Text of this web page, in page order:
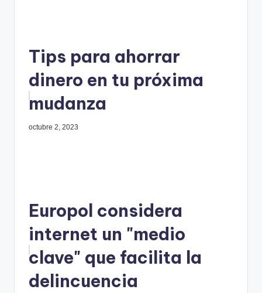
Tips para ahorrar
dinero en tu próxima
mudanza
octubre 2, 2023
Europol considera
internet un "medio
clave" que facilita la
delincuencia